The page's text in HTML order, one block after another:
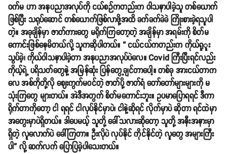
ဝက်မ ဟာ အနုပညာအလုပ်ကို ငယ်စဉ်ကတည်းက ဝါသနာပါခဲ့သူ တစ်ယောက်
ဖြစ်ပြီး သရုပ်ဆောင် တစ်ယောက်ဖြစ်လာဖို့အထိ ခက်ခက်ခဲခဲ ကြိုးစားခဲ့ရသူပါ
တဲ့။ အခုချိန်မှာ ဇာတ်ကားတွေ မရိုက်ကြတော့တဲ့ အချိန်မှာ အရမ်းကို စိတ်မ
ကောင်းဖြစ်နေမိတယ်လို့ သူကဆိုပါတယ်။ “ ငယ်ငယ်ကတည်းက ကိုယ်ရူူး
သွပ်ခဲ့၊ ကိုယ်ဝါသနာပါခဲ့တာ အနုပညာအလုပ်ပဲလေ။ Covid ကြီးပြီးရင်လည်း
ကိုယ့်ရဲ့ ပရိသတ်တွေနဲ့ အမြန်ဆုံး ပြန်တွေ့ချင်တာပေါ့။ တစ်ခု အားငယ်တာက
လေ အစ်ကိုတို့လို ဈေးကွက်မဝင်တဲ့ ဇာတ်ပို့ ဇာတ်ရံ တော်တော်များများကို မ
သုံးကြတွေ များတယ်။ အဲဒီအတွက် စိတ်မကောင်းဘူး။ ဥပမာပြောရရင် ဒီကာ
ရိုက်တာကိုတော့ ငါ ရရင် ငါလုပ်နိုင်မှာပဲ၊ ငါနဲ့ဆိုရင် လိုက်မှာပဲ ဆိုတာ ရင်ထဲမှာ
အတွေးမှာပဲရှိတယ်။ ဒါပေမယ့် သူတို့ ခေါ်သလားဆိုတော့ သူတို့ အနီးအနားမှာ
ရှိတဲ့ လူလောက်ပဲ ခေါ်ကြတာ။ ဦးလိုပဲ လုပ်နိုင် ကိုင်နိုင်တဲ့ လူတွေ အများကြီး
ပါ” လို့ ဆက်လက် ပြောပြခဲ့ပါသေးတယ်။